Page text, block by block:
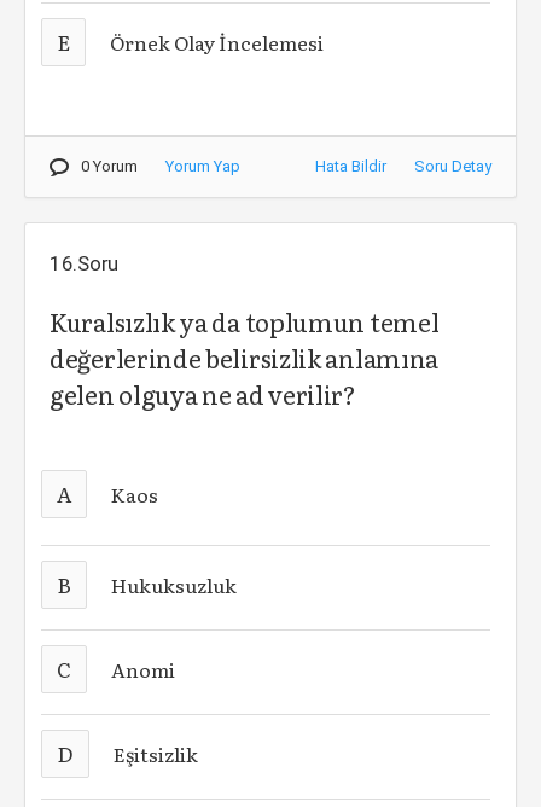
E Örnek Olay İncelemesi
0 Yorum Yorum Yap Hata Bildir Soru Detay
16.Soru
Kuralsızlık ya da toplumun temel
değerlerinde belirsizlik anlamına
gelen olguya ne ad verilir?
A Kaos
B Hukuksuzluk
C Anomi
D Eşitsizlik